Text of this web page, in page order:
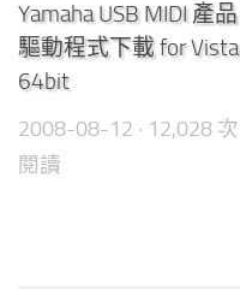
Yamaha USB MIDI 產品
驅動程式下載 for Vista
64bit
2008-08-12 · 12,028 次
閱讀